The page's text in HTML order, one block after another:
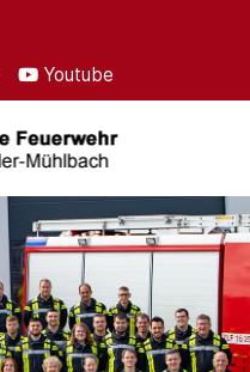
Youtube